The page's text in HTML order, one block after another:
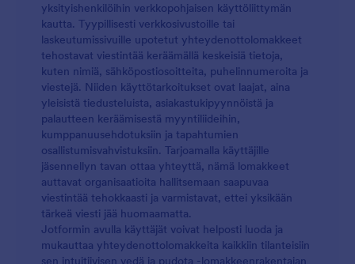
yksityishenkilöihin verkkopohjaisen käyttöliittymän
kautta. Tyypillisesti verkkosivustoille tai
laskeutumissivuille upotetut yhteydenottolomakkeet
tehostavat viestintää keräämällä keskeisiä tietoja,
kuten nimiä, sähköpostiosoitteita, puhelinnumeroita ja
viestejä. Niiden käyttötarkoitukset ovat laajat, aina
yleisistä tiedusteluista, asiakastukipyynnöistä ja
palautteen keräämisestä myyntiliideihin,
kumppanuusehdotuksiin ja tapahtumien
osallistumisvahvistuksiin. Tarjoamalla käyttäjille
jäsennellyn tavan ottaa yhteyttä, nämä lomakkeet
auttavat organisaatioita hallitsemaan saapuvaa
viestintää tehokkaasti ja varmistavat, ettei yksikään
tärkeä viesti jää huomaamatta.
Jotformin avulla käyttäjät voivat helposti luoda ja
mukauttaa yhteydenottolomakkeita kaikkiin tilanteisiin
sen intuitiivisen vedä ja pudota -lomakkeenrakentajan